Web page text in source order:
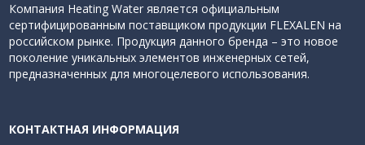
Компания Heating Water является официальным
сертифицированным поставщиком продукции FLEXALEN на
российском рынке. Продукция данного бренда – это новое
поколение уникальных элементов инженерных сетей,
предназначенных для многоцелевого использования.
КОНТАКТНАЯ ИНФОРМАЦИЯ